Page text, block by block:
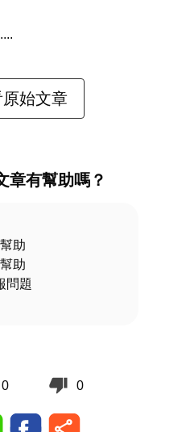
始文章
章有幫助嗎？
助
助
問題
0 0